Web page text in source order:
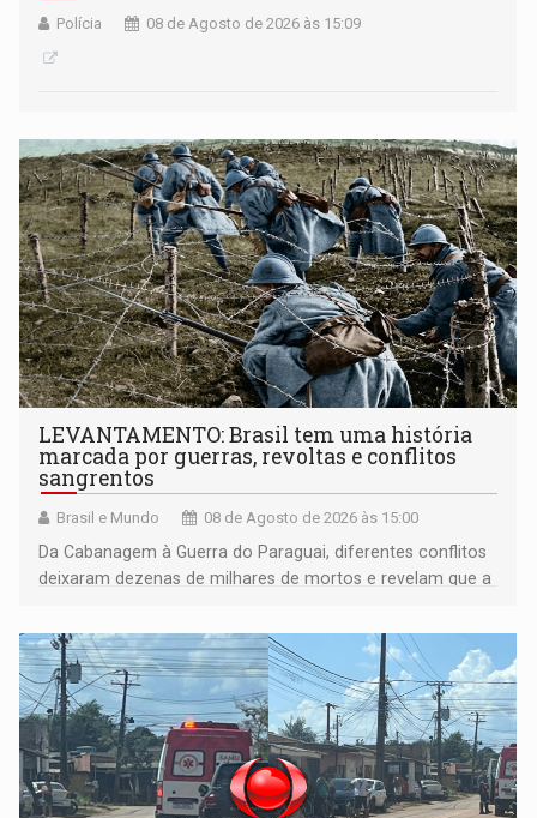
Polícia 08 de Agosto de 2026 às 15:09
LEVANTAMENTO: Brasil tem uma história
marcada por guerras, revoltas e conflitos
sangrentos
Brasil e Mundo 08 de Agosto de 2026 às 15:00
Da Cabanagem à Guerra do Paraguai, diferentes conflitos
deixaram dezenas de milhares de mortos e revelam que a
territoriais e sociais